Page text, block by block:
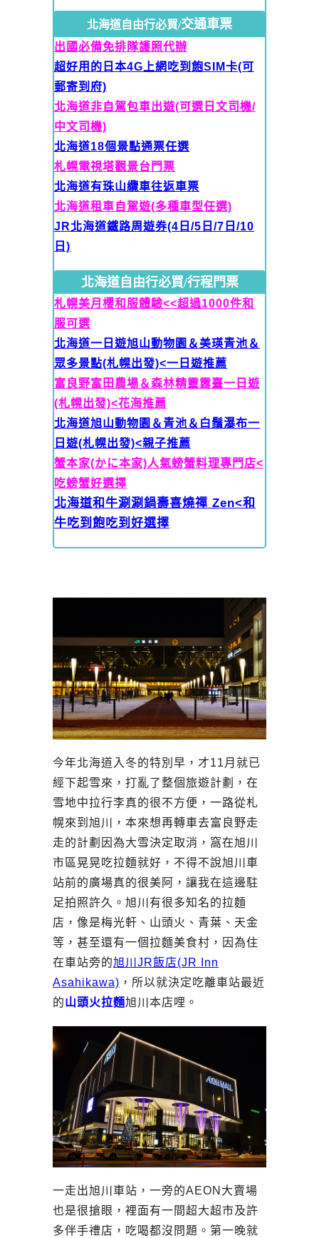
北海道自由行必買/交通車票
出國必備免排隊護照代辦
超好用的日本4G上網吃到飽SIM卡(可
郵寄到府)
北海道非自駕包車出遊(可選日文司機/
中文司機)
北海道18個景點通票任選
札幌電視塔觀景台門票
北海道有珠山纜車往返車票
北海道租車 自駕遊(多種車型任選)
JR北海道鐵路周遊券(4日/5日/7日/10
日)
北海道自由行必買/行程門票
札幌美月櫻和服體驗<<超過1000件和
服可選
北海道一日遊旭山動物園＆美瑛青池＆
眾多景點(札幌出發)<一日遊推薦
富良野富田農場＆森林精靈露臺一日遊
(札幌出發)<花海推薦
北海道旭山動物園＆青池＆白鬚瀑布一
日遊(札幌出發)<親子推薦
蟹本家(かに本家)人氣螃蟹料理專門店<
吃螃蟹好選擇
北海道和牛涮涮鍋壽喜燒禪 Zen<和
牛吃到飽吃到好選擇
今年北海道入冬的特別早，才11月就已
經下起雪來，打亂了整個旅遊計劃，在
雪地中拉行李真的很不方便，一路從札
幌來到旭川，本來想再轉車去富良野走
走的計劃因為大雪決定取消，窩在旭川
市區晃晃吃拉麵就好，不得不說旭川車
站前的廣場真的很美阿，讓我在這邊駐
足拍照許久。旭川有很多知名的拉麵
店，像是梅光軒、山頭火、青葉、天金
等，甚至還有一個拉麵美食村，因為住
在車站旁的旭川JR飯店(JR Inn
Asahikawa) ，所以就決定吃離車站最近
的山頭火拉麵旭川本店哩。
一走出旭川車站，一旁的AEON大賣場
也是很搶眼，裡面有一間超大超市及許
多伴手禮店，吃喝都沒問題。第一晚就